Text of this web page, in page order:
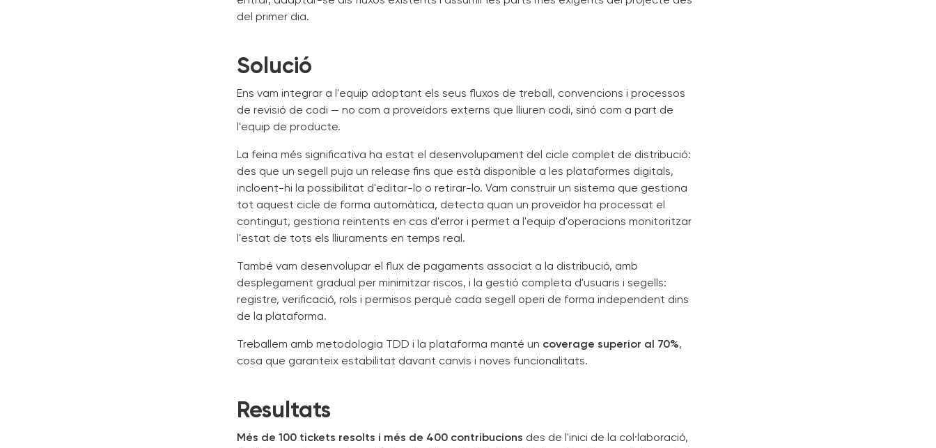
del primer dia.
Solució
Ens vam integrar a l'equip adoptant els seus fluxos de treball, convencions i processos
de revisió de codi — no com a proveïdors externs que lliuren codi, sinó com a part de
l'equip de producte.
La feina més significativa ha estat el desenvolupament del cicle complet de distribució:
des que un segell puja un release fins que està disponible a les plataformes digitals,
incloent-hi la possibilitat d'editar-lo o retirar-lo. Vam construir un sistema que gestiona
tot aquest cicle de forma automàtica, detecta quan un proveïdor ha processat el
contingut, gestiona reintents en cas d'error i permet a l'equip d'operacions monitoritzar
l'estat de tots els lliuraments en temps real.
També vam desenvolupar el flux de pagaments associat a la distribució, amb
desplegament gradual per minimitzar riscos, i la gestió completa d'usuaris i segells:
registre, verificació, rols i permisos perquè cada segell operi de forma independent dins
de la plataforma.
Treballem amb metodologia TDD i la plataforma manté un coverage superior al 70%,
cosa que garanteix estabilitat davant canvis i noves funcionalitats.
Resultats
Més de 100 tickets resolts i més de 400 contribucions des de l'inici de la col·laboració,